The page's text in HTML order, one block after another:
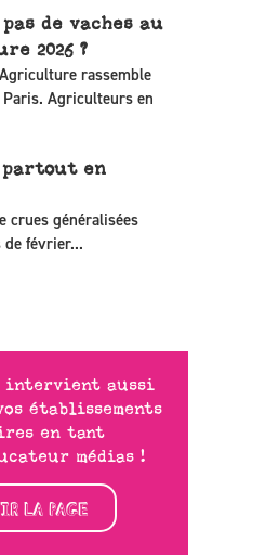
de vaches au
2026 ?
rassemble
Agriculteurs en
partout en
crues généralisées
de février...
aussi
établissements
en tant
médias !
LA PAGE